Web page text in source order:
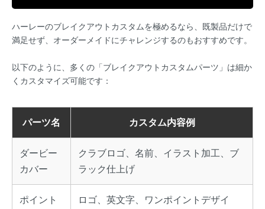
ハーレーのブレイクアウトカスタムを極めるなら、既製品だけで
満足せず、オーダーメイドにチャレンジするのもおすすめです。
以下のように、多くの「ブレイクアウトカスタムパーツ」は細か
くカスタマイズ可能です：
パーツ名 カスタム内容例
ダービー
カバー
クラブロゴ、名前、イラスト加工、ブ
ラック仕上げ
ポイント
ロゴ、英文字、ワンポイントデザイ